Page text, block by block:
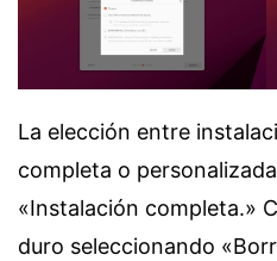
La elección entre
completa o
«Instalación completa.»
duro seleccionando